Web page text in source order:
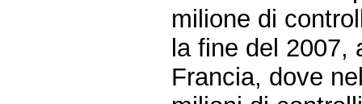
milione di
la fine del 2007,
Francia, dove